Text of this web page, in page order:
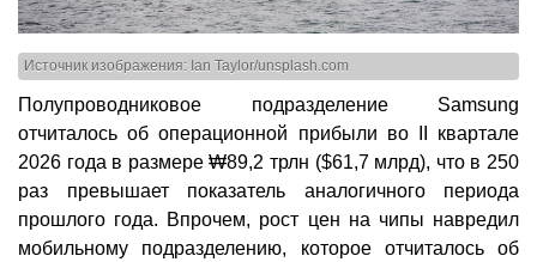
Источник изображения: Ian Taylor/unsplash.com
Полупроводниковое подразделение Samsung
отчиталось об операционной прибыли во II квартале
2026 года в размере ₩89,2 трлн ($61,7 млрд), что в 250
раз превышает показатель аналогичного периода
прошлого года. Впрочем, рост цен на чипы навредил
мобильному подразделению, которое отчиталось об